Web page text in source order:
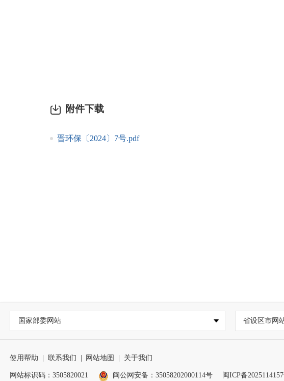
附件下载
晋环保〔2024〕7号.pdf
国家部委网站 省设区市网
使用帮助 联系我们 网站地图 关于我们
网站标识码：3505820021 闽公网安备：35058202000114号 闽ICP备